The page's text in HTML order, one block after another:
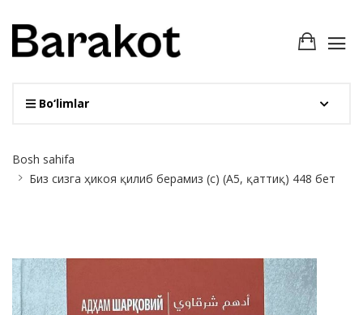
Bo‘limlar
Breadcrumb
Bosh sahifa
Биз сизга ҳикоя қилиб берамиз (с) (А5, қаттиқ) 448 бет